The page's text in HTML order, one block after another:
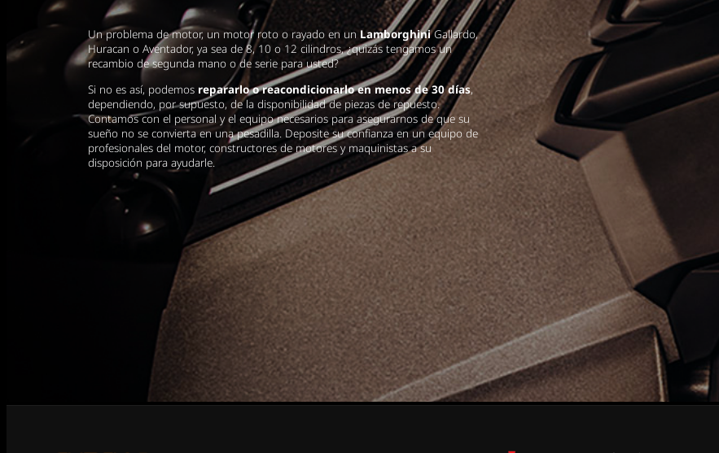
Un problema de motor, un motor roto o rayado en un LamborghiniGallardo,
Huracan o Aventador, ya sea de 8, 10 o 12 cilindros, ¿quizás tengamos un
recambio de segunda mano o de serie para usted?
Si no es así, podemos repararlo o reacondicionarlo en menos de 30 días,
dependiendo, por supuesto, de la disponibilidad de piezas de repuesto.
Contamos con el personal y el equipo necesarios para asegurarnos de que su
sueño no se convierta en una pesadilla. Deposite su confianza en un equipo de
profesionales del motor, constructores de motores y maquinistas a su
disposición para ayudarle.